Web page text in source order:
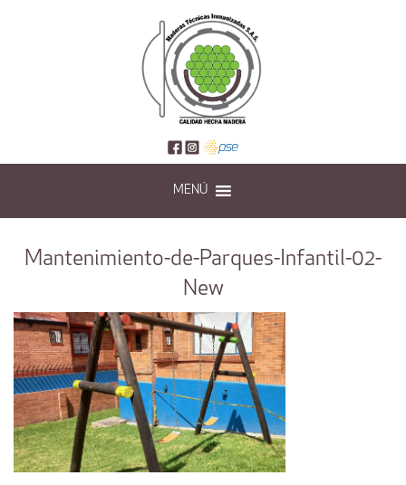
MENÚ
Mantenimiento-de-Parques-Infantil-02-
New